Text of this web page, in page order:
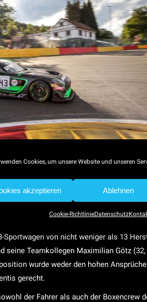
Cookies, um unsere Website und unseren
akzeptieren Ablehnen
Cookie-RichtlinieDatenschutz
AMG Team Strakka Racing bei
Maximilian Götz und Alvaro Parente
ihrem Ruf als härtestes und
seinem Mercedes-AMG Team Strakka
von nicht weniger als 13
seine Teamkollegen Maximilian Götz
wurde weder den hohen
gerecht.
der Fahrer als auch der Boxencrew